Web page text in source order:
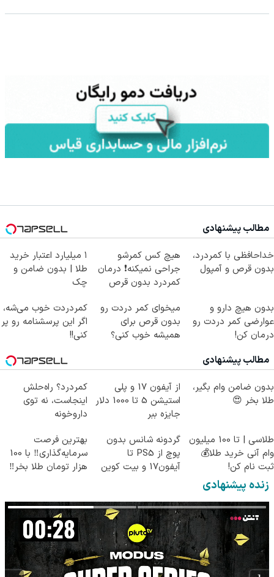
مطالب پیشنهادی
خداحافظی با کمردرد،
بدون قرص و آمپول
هیچ کس کمرشو
جراحی نمیکنه❗ درمان
کمردرد بدون قرص
۱ میلیارد اعتبار خرید
طلا | بدون ضامن و
چک
بدون هیچ دارو و
عوارضی کمر دردت رو
درمان کن!
میخوای کمر دردت رو
بدون قرص برای
همیشه خوب کنی؟
کمردردت خوب می‌شه،
اگر این پرسشنامه رو پر
کنی!!
مطالب پیشنهادی
بدون ضامن وام بگیر،
طلا بخر 😍
از آیفون 17 و پلی
استیشن 5 تا 1000 دلار
جایزه ببر
کمردرد؟ راه‌حلش
اینجاست، نه توی
داروخونه
طلاسی | تا 100 میلیون
وام آنی خرید طلا💰
ثبت نام کن!
گردونه شانس بدون
پوچ از PS5 تا
آیفون17 و بیت کوین
بهترین فرصت
سرمایه‌گذاری‼️ با 100
هزار تومان طلا بخر‼️
زنده پیشنهادی